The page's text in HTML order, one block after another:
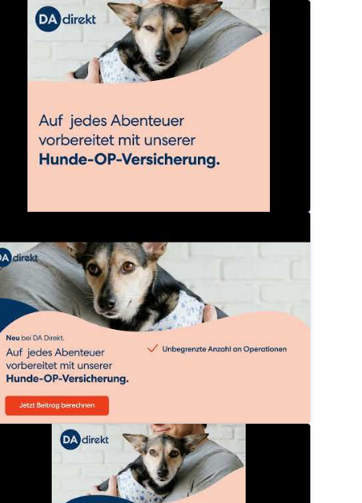
Hund braucht eine OP? Sichere dein Hund mit
Hund braucht eine OP? Sichere dein Hund mit
dadirektversicherung
Direkt Hundeversicherung mit OP‑Schutz